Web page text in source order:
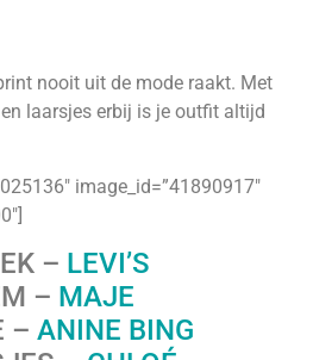
nooit uit de mode raakt. Met
laarsjes erbij is je outfit altijd
image_id=”41890917″
– LEVI’S
– MAJE
– ANINE BING